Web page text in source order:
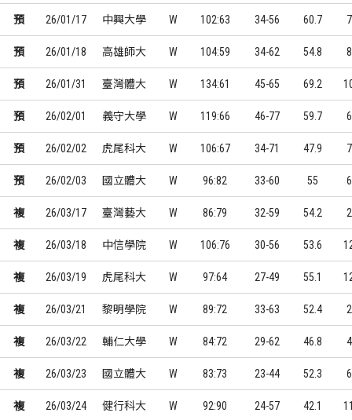
預 26/01/17 中興大學 W 102:63 34-56 60.7
預 26/01/18 高雄師大 W 104:59 34-62 54.8
預 26/01/31 臺灣體大 W 134:61 45-65 69.2
預 26/02/01 義守大學 W 119:66 46-77 59.7
預 26/02/02 虎尾科大 W 106:67 34-71 47.9
預 26/02/03 國立體大 W 96:82 33-60 55
複 26/03/17 臺灣藝大 W 86:79 32-59 54.2
複 26/03/18 中信學院 W 106:76 30-56 53.6
複 26/03/19 虎尾科大 W 97:64 27-49 55.1
複 26/03/21 黎明學院 W 89:72 33-63 52.4
複 26/03/22 輔仁大學 W 84:72 29-62 46.8
複 26/03/23 國立體大 W 83:73 23-44 52.3
複 26/03/24 健行科大 W 92:90 24-57 42.1